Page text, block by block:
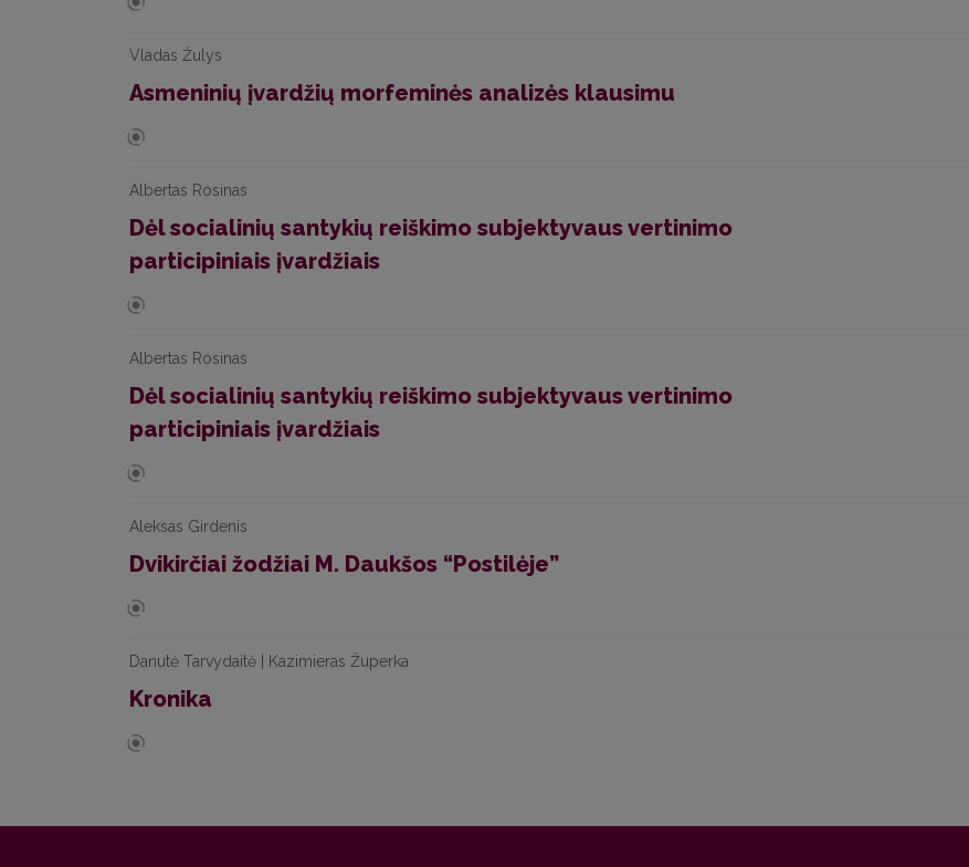
Vladas Žulys
Asmeninių įvardžių morfeminės analizės klausimu
Albertas Rosinas
Dėl socialinių santykių reiškimo subjektyvaus vertinimo
participiniais įvardžiais
Albertas Rosinas
Dėl socialinių santykių reiškimo subjektyvaus vertinimo
participiniais įvardžiais
Aleksas Girdenis
Dvikirčiai žodžiai M. Daukšos “Postilėje”
Danutė Tarvydaitė | Kazimieras Župerka
Kronika